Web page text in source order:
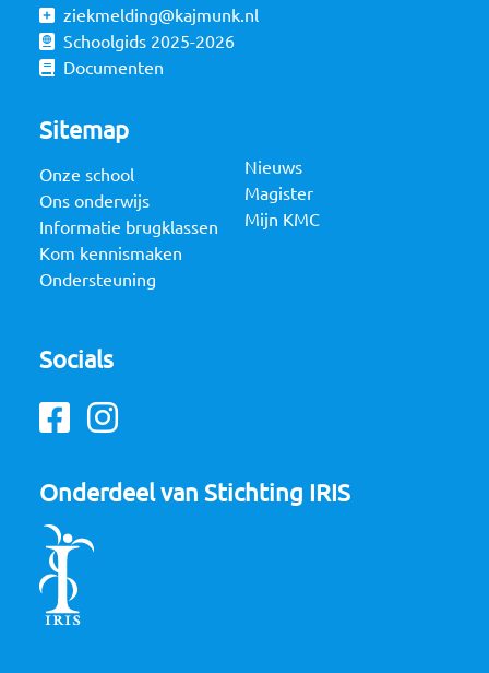
ziekmelding@kajmunk.nl
Schoolgids 2025-2026
Documenten
Sitemap
Onze school
Ons onderwijs
Informatie brugklassen
Kom kennismaken
Ondersteuning
Nieuws
Magister
Mijn KMC
Socials
Facebook
Instagram
Onderdeel van Stichting IRIS